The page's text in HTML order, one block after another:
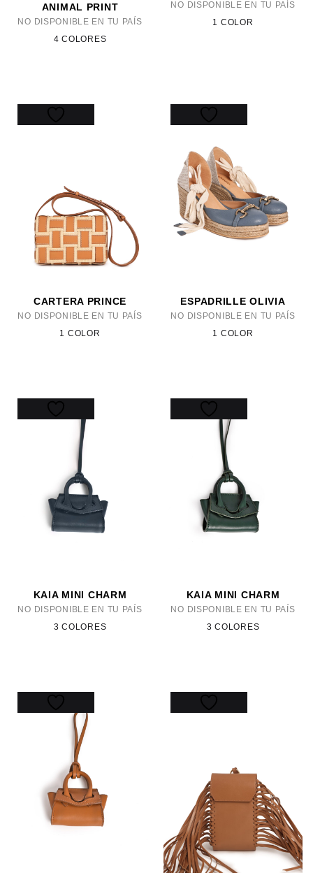
ANIMAL PRINT
NO DISPONIBLE EN TU PAÍS
4 COLORES
NO DISPONIBLE EN TU PAÍS
1 COLOR
CARTERA PRINCE
NO DISPONIBLE EN TU PAÍS
1 COLOR
ESPADRILLE OLIVIA
NO DISPONIBLE EN TU PAÍS
1 COLOR
KAIA MINI CHARM
NO DISPONIBLE EN TU PAÍS
3 COLORES
KAIA MINI CHARM
NO DISPONIBLE EN TU PAÍS
3 COLORES